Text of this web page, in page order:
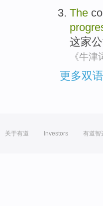
The
这家
《牛津
更多双
关于有道 Investors 有道智